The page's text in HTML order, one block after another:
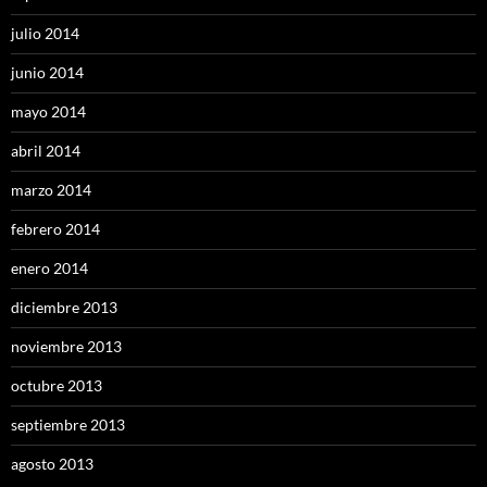
julio 2014
junio 2014
mayo 2014
abril 2014
marzo 2014
febrero 2014
enero 2014
diciembre 2013
noviembre 2013
octubre 2013
septiembre 2013
agosto 2013